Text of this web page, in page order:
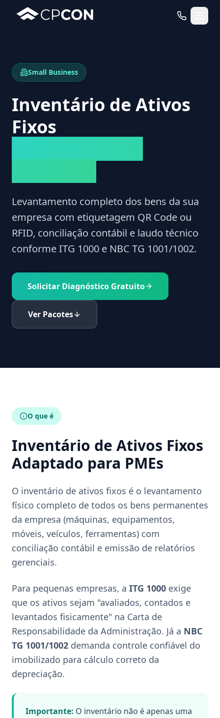
Serviços
Casos de Uso RFID
WhatsApp Fale Conosco
Small Business
Inventário de Ativos
Fixos
Levantamento completo dos bens da sua
empresa com etiquetagem QR Code ou
RFID, conciliação contábil e laudo técnico
conforme ITG 1000 e NBC TG 1001/1002.
Solicitar Diagnóstico Gratuito
Ver Pacotes
O que é
Inventário de Ativos Fixos
Adaptado para PMEs
O inventário de ativos fixos é o levantamento
físico completo de todos os bens permanentes
da empresa (máquinas, equipamentos,
móveis, veículos, ferramentas) com
conciliação contábil e emissão de relatórios
gerenciais.
Para pequenas empresas, a ITG 1000 exige
que os ativos sejam "avaliados, contados e
levantados fisicamente" na Carta de
Responsabilidade da Administração. Já a NBC
TG 1001/1002 demanda controle confiável do
imobilizado para cálculo correto da
depreciação.
Importante: O inventário não é apenas uma